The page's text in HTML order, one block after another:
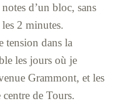
d’un bloc, sans
2 minutes.
tension dans la
les jours où je
Grammont, et les
de Tours.